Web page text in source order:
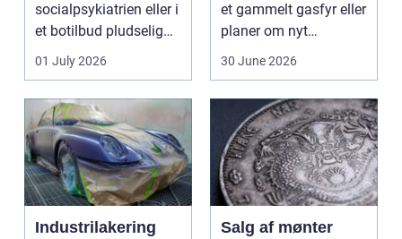
socialpsykiatrien eller i
et botilbud pludselig
ændrer sig, k...
01 July 2026
et gammelt gasfyr eller
planer om nyt
badeværelse, bliver
30 June 2026
Industrilakering
Salg af mønter